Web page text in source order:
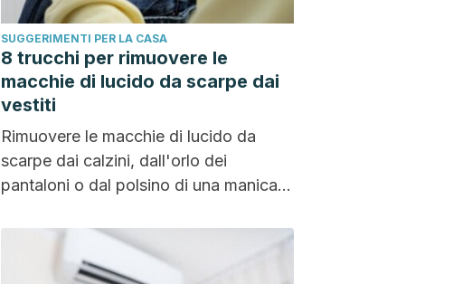
SUGGERIMENTI PER LA CASA
8 trucchi per rimuovere le
macchie di lucido da scarpe dai
vestiti
Rimuovere le macchie di lucido da
scarpe dai calzini, dall'orlo dei
pantaloni o dal polsino di una manica è